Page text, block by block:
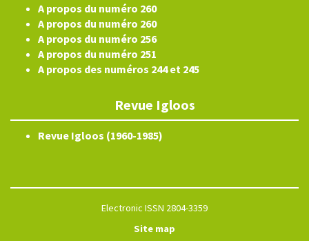
A propos du numéro 260
A propos du numéro 260
A propos du numéro 256
A propos du numéro 251
A propos des numéros 244 et 245
Revue Igloos
Revue Igloos (1960-1985)
Electronic ISSN 2804-3359
Site map